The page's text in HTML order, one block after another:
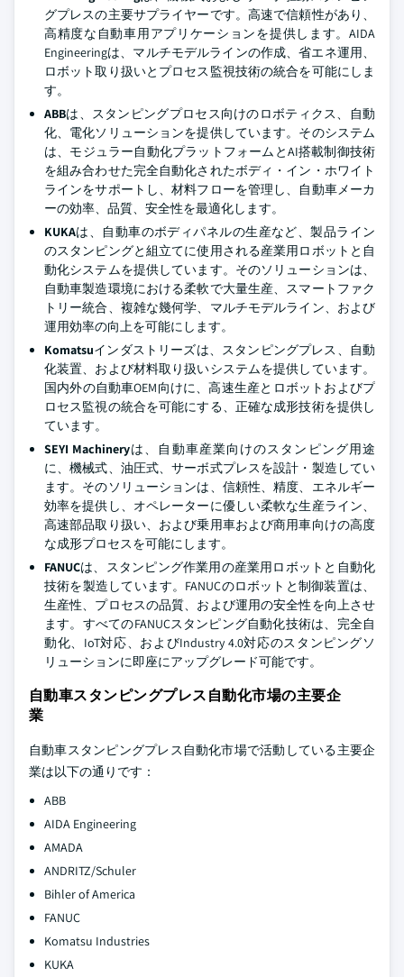
グプレスの主要サプライヤーです。高速で信頼性があり、
高精度な自動車用アプリケーションを提供します。AIDA
Engineeringは、マルチモデルラインの作成、省エネ運用、
ロボット取り扱いとプロセス監視技術の統合を可能にしま
す。
ABBは、スタンピングプロセス向けのロボティクス、自動
化、電化ソリューションを提供しています。そのシステム
は、モジュラー自動化プラットフォームとAI搭載制御技術
を組み合わせた完全自動化されたボディ・イン・ホワイト
ラインをサポートし、材料フローを管理し、自動車メーカ
ーの効率、品質、安全性を最適化します。
KUKAは、自動車のボディパネルの生産など、製品ライン
のスタンピングと組立てに使用される産業用ロボットと自
動化システムを提供しています。そのソリューションは、
自動車製造環境における柔軟で大量生産、スマートファク
トリー統合、複雑な幾何学、マルチモデルライン、および
運用効率の向上を可能にします。
Komatsuインダストリーズは、スタンピングプレス、自動
化装置、および材料取り扱いシステムを提供しています。
国内外の自動車OEM向けに、高速生産とロボットおよびプ
ロセス監視の統合を可能にする、正確な成形技術を提供し
ています。
SEYI Machineryは、自動車産業向けのスタンピング用途
に、機械式、油圧式、サーボ式プレスを設計・製造してい
ます。そのソリューションは、信頼性、精度、エネルギー
効率を提供し、オペレーターに優しい柔軟な生産ライン、
高速部品取り扱い、および乗用車および商用車向けの高度
な成形プロセスを可能にします。
FANUCは、スタンピング作業用の産業用ロボットと自動化
技術を製造しています。FANUCのロボットと制御装置は、
生産性、プロセスの品質、および運用の安全性を向上させ
ます。すべてのFANUCスタンピング自動化技術は、完全自
動化、IoT対応、およびIndustry 4.0対応のスタンピングソ
リューションに即座にアップグレード可能です。
自動車スタンピングプレス自動化市場の主要企
業
自動車スタンピングプレス自動化市場で活動している主要企
業は以下の通りです：
ABB
AIDA Engineering
AMADA
ANDRITZ/Schuler
Bihler of America
FANUC
Komatsu Industries
KUKA